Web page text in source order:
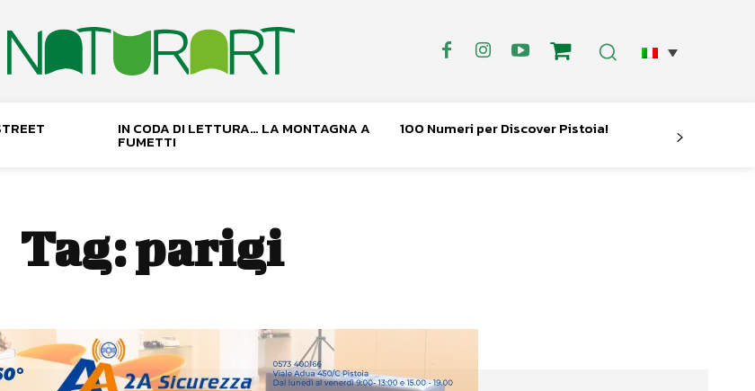
IN CODA DI LETTURA… LA MONTAGNA A
FUMETTI
100 Numeri per Discover Pistoia!
Tag:parigi